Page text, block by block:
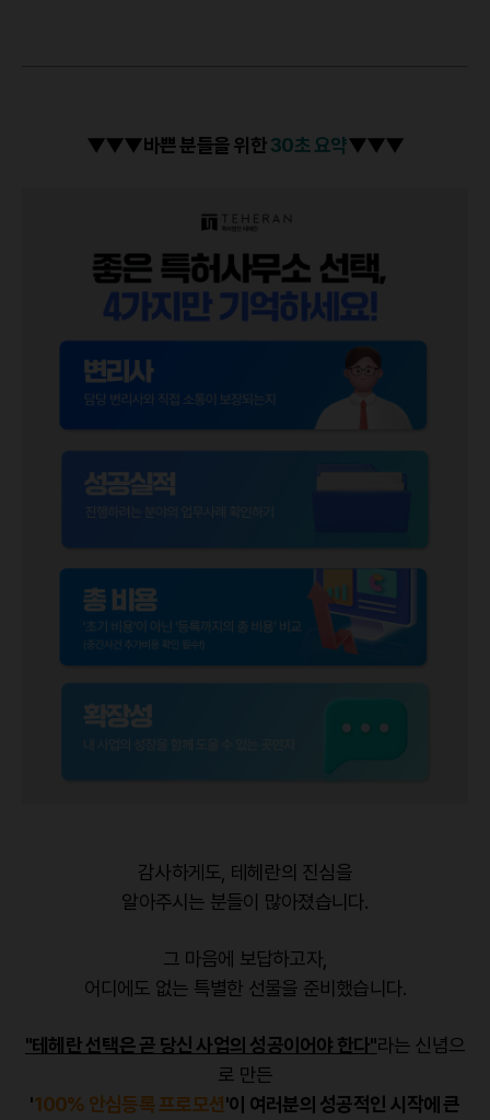
▼▼▼바쁜 분들을 위한30초 요약▼▼▼
감사하게도, 테헤란의 진심을
알아주시는 분들이 많아졌습니다.
그 마음에 보답하고자,
어디에도 없는 특별한 선물을 준비했습니다.
"테헤란 선택은 곧 당신 사업의 성공이어야 한다"라는 신념으
로 만든
'100% 안심등록 프로모션'이 여러분의 성공적인 시작에 큰